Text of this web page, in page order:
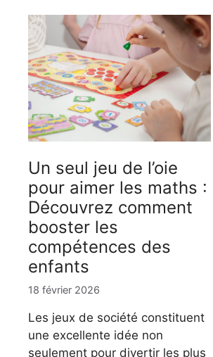
Un seul jeu de l’oie
pour aimer les maths :
Découvrez comment
booster les
compétences des
enfants
18 février 2026
Les jeux de société constituent
une excellente idée non
seulement pour divertir les plus